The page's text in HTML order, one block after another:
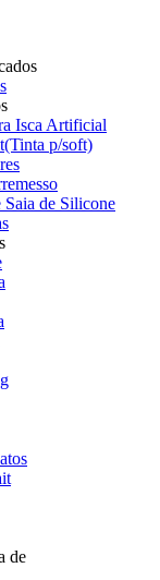
Isca Artificial
p/soft)
Saia de Silicone
de